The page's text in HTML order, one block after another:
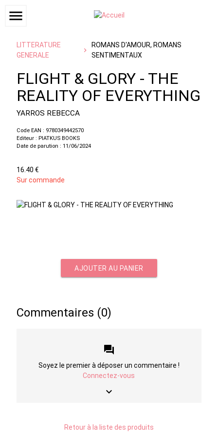
menu
LITTERATURE
GENERALE
ROMANS D'AMOUR, ROMANS
SENTIMENTAUX
FLIGHT & GLORY - THE
REALITY OF EVERYTHING
YARROS REBECCA
Code EAN : 9780349442570
Editeur : PIATKUS BOOKS
Date de parution : 11/06/2024
16.40 €
Sur commande
AJOUTER AU PANIER
Commentaires (0)
forum
Soyez le premier à déposer un commentaire !
Connectez-vous
keyboard_arrow_down
Retour à la liste des produits